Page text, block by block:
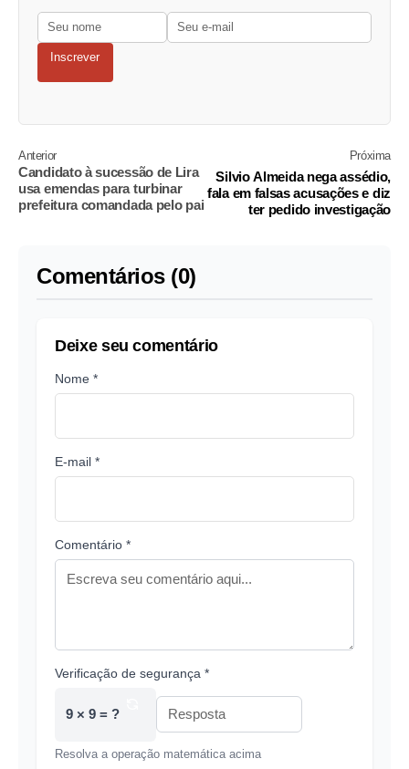
Inscrever
Anterior
Candidato à sucessão de Lira
usa emendas para turbinar
prefeitura comandada pelo pai
Próxima
Silvio Almeida nega assédio,
fala em falsas acusações e diz
ter pedido investigação
Comentários (0)
Deixe seu comentário
Nome *
E-mail *
Comentário *
Verificação de segurança *
9 × 9 = ?
Resolva a operação matemática acima